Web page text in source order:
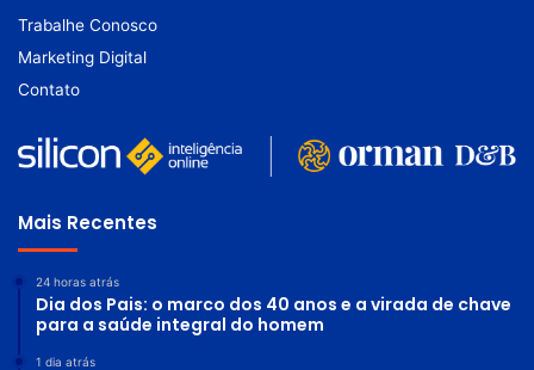
Trabalhe Conosco
Marketing Digital
Contato
Mais Recentes
24 horas atrás
Dia dos Pais: o marco dos 40 anos e a virada de chave
para a saúde integral do homem
1 dia atrás